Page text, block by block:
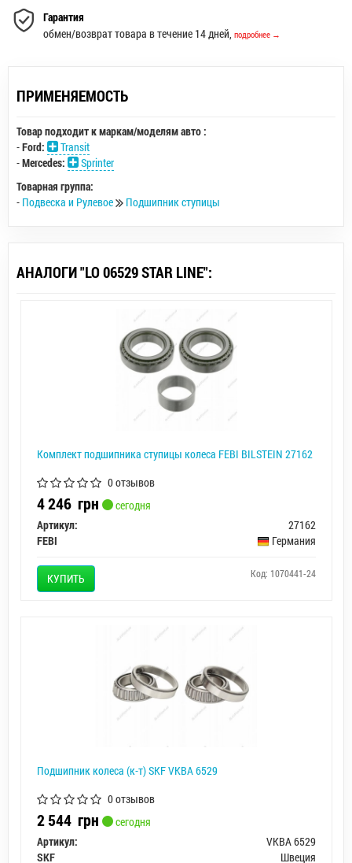
Гарантия
обмен/возврат товара в течение 14 дней, подробнее →
ПРИМЕНЯЕМОСТЬ
Товар подходит к маркам/моделям авто :
-Ford:
Transit
-Mercedes:
Sprinter
Товарная группа:
- Подвеска и Рулевое Подшипник ступицы
АНАЛОГИ "LO 06529 STAR LINE":
Комплект подшипника ступицы колеса FEBI BILSTEIN 27162
0 отзывов
4 246 грн
сегодня
Артикул:
27162
FEBI
Германия
КУПИТЬ Код: 1070441-24
Подшипник колеса (к-т) SKF VKBA 6529
0 отзывов
2 544 грн
сегодня
Артикул:
VKBA 6529
SKF
Швеция